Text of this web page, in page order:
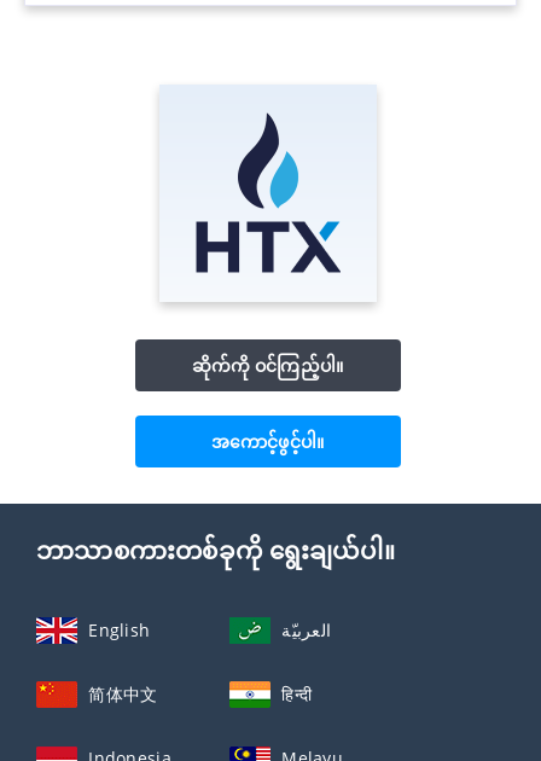
ဆိုက်ကို ဝင်ကြည့်ပါ။
အကောင့်ဖွင့်ပါ။
ဘာသာစကားတစ်ခုကို ရွေးချယ်ပါ။
English العربيّة
简体中文 हिन्दी